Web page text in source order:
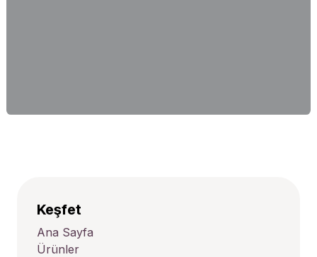
Keşfet
Ana Sayfa
Ürünler